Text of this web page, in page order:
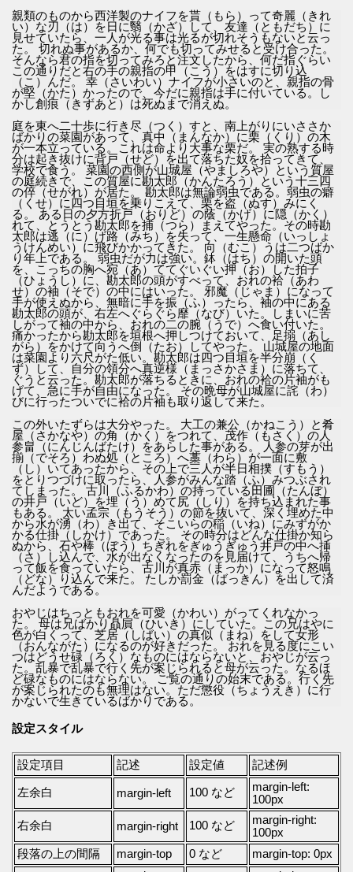
親類のものから西洋製のナイフを貰（もら）って奇麗（きれ
い）な刃（は）を日に翳（かざ）して、友達（ともだち）に
見せていたら、一人が光る事は光るが切れそうもないと云っ
た。 切れぬ事があるか、何でも切ってみせると受け合った。
そんなら君の指を切ってみろと注文したから、何だ指ぐらい
この通りだと右の手の親指の甲（こう）をはすに切り込
（こ）んだ。 幸（さいわい）ナイフが小さいのと、親指の骨
が堅（かた）かったので、今だに親指は手に付いている。し
かし創痕（きずあと）は死ぬまで消えぬ。
庭を東へ二十歩に行き尽（つく）すと、南上がりにいささか
ばかりの菜園があって、真中（まんなか）に栗（くり）の木
が一本立っている。これは命より大事な栗だ。 実の熟する時
分は起き抜けに背戸（せど）を出て落ちた奴を拾ってきて、
学校で食う。 菜園の西側が山城屋（やましろや）という質屋
の庭続きで、この質屋に勘太郎（かんたろう）という十三四
の倅（せがれ）が居た。 勘太郎は無論弱虫である。弱虫の癖
（くせ）に四つ目垣を乗りこえて、栗を盗（ぬす）みにく
る。 ある日の夕方折戸（おりど）の蔭（かげ）に隠（かく）
れて、とうとう勘太郎を捕（つら）まえてやった。その時勘
太郎は逃（に）げ路（みち）を失って、一生懸命（いっしょ
うけんめい）に飛びかかってきた。 向（むこ）うは二つばか
り年上である。 弱虫だが力は強い。鉢（はち）の開いた頭
を、こっちの胸へ宛（あ）ててぐいぐい押（お）した拍子
（ひょうし）に、勘太郎の頭がすべって、おれの袷（あわ
せ）の袖（そで）の中にはいった。 邪魔（じゃま）になって
手が使えぬから、無暗に手を振（ふ）ったら、袖の中にある
勘太郎の頭が、右左へぐらぐら靡（なび）いた。しまいに苦
しがって袖の中から、おれの二の腕（うで）へ食い付いた。
痛かったから勘太郎を垣根へ押しつけておいて、足搦（あし
がら）をかけて向うへ倒（たお）してやった。 山城屋の地面
は菜園より六尺がた低い。勘太郎は四つ目垣を半分崩（く
ず）して、自分の領分へ真逆様（まっさかさま）に落ちて、
ぐうと云った。勘太郎が落ちるときに、おれの袷の片袖がも
げて、急に手が自由になった。 その晩母が山城屋に詫（わ）
びに行ったついでに袷の片袖も取り返して来た。
この外いたずらは大分やった。 大工の兼公（かねこう）と肴
屋（さかなや）の角（かく）をつれて、茂作（もさく）の人
参畠（にんじんばたけ）をあらした事がある。 人参の芽が出
揃（でそろ）わぬ処（ところ）へ藁（わら）が一面に敷
（し）いてあったから、その上で三人が半日相撲（すもう）
をとりつづけに取ったら、人参がみんな踏（ふ）みつぶされ
てしまった。 古川（ふるかわ）の持っている田圃（たんぼ）
の井戸（いど）を埋（う）めて尻（しり）を持ち込まれた事
もある。 太い孟宗（もうそう）の節を抜いて、深く埋めた中
から水が湧（わ）き出て、そこいらの稲（いね）にみずがか
かる仕掛（しかけ）であった。 その時分はどんな仕掛か知ら
ぬから、石や棒（ぼう）ちぎれをぎゅうぎゅう井戸の中へ挿
（さ）し込んで、水が出なくなったのを見届けて、うちへ帰
って飯を食っていたら、古川が真赤（まっか）になって怒鳴
（どな）り込んで来た。 たしか罰金（ばっきん）を出して済
んだようである。
おやじはちっともおれを可愛（かわい）がってくれなかっ
た。 母は兄ばかり贔屓（ひいき）にしていた。この兄はやに
色が白くって、芝居（しばい）の真似（まね）をして女形
（おんながた）になるのが好きだった。 おれを見る度にこい
つはどうせ碌（ろく）なものにはならないと、おやじが云っ
た。乱暴で乱暴で行く先が案じられると母が云った。なるほ
ど碌なものにはならない。 ご覧の通りの始末である。行く先
が案じられたのも無理はない。ただ懲役（ちょうえき）に行
かないで生きているばかりである。
設定スタイル
設定項目 記述 設定値 記述例
左余白 margin-left 100 など
margin-left:
100px
右余白 margin-right 100 など
margin-right:
100px
段落の上の間隔
margin-top 0 など
margin-top: 0px